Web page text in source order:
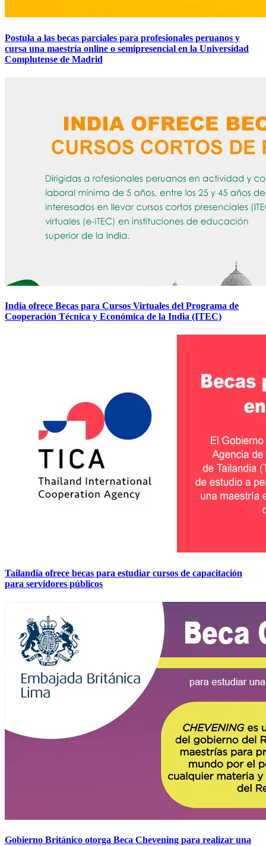
Postula a las becas parciales para profesionales peruanos y
cursa una maestría online o semipresencial en la Universidad
Complutense de Madrid
India ofrece Becas para Cursos Virtuales del Programa de
Cooperación Técnica y Económica de la India (ITEC)
Tailandia ofrece becas para estudiar cursos de capacitación
para servidores públicos
Gobierno Británico otorga Beca Chevening para realizar una